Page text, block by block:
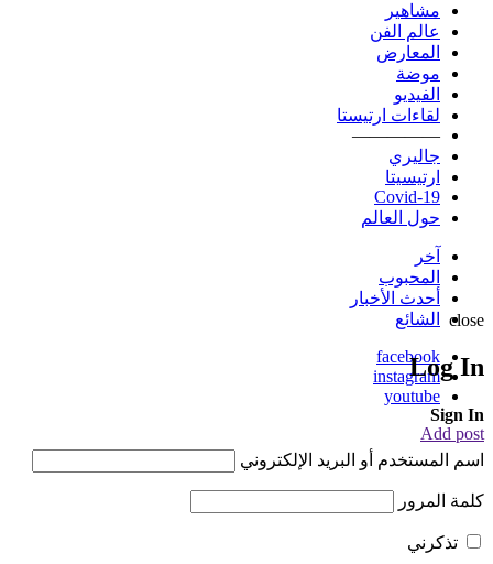
مشاهير
عالم الفن
المعارض
موضة
الفيديو
لقاءات ارتيستا
—————
جاليري
ارتيسيتا
Covid-19
حول العالم
آخر
المحبوب
أحدث الأخبار
الشائع
facebook
instagram
youtube
Add post
close
Log In
Sign In
اسم المستخدم أو البريد الإلكتروني
كلمة المرور
تذكرني